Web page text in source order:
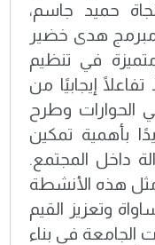
حميد جاسم،
هدى خضير
في تنظيم
إيجابيًا من
الحوارات وطرح
بأهمية تمكين
داخل المجتمع.
هذه الأنشطة
وتعزيز القيم
الجامعة في بناء